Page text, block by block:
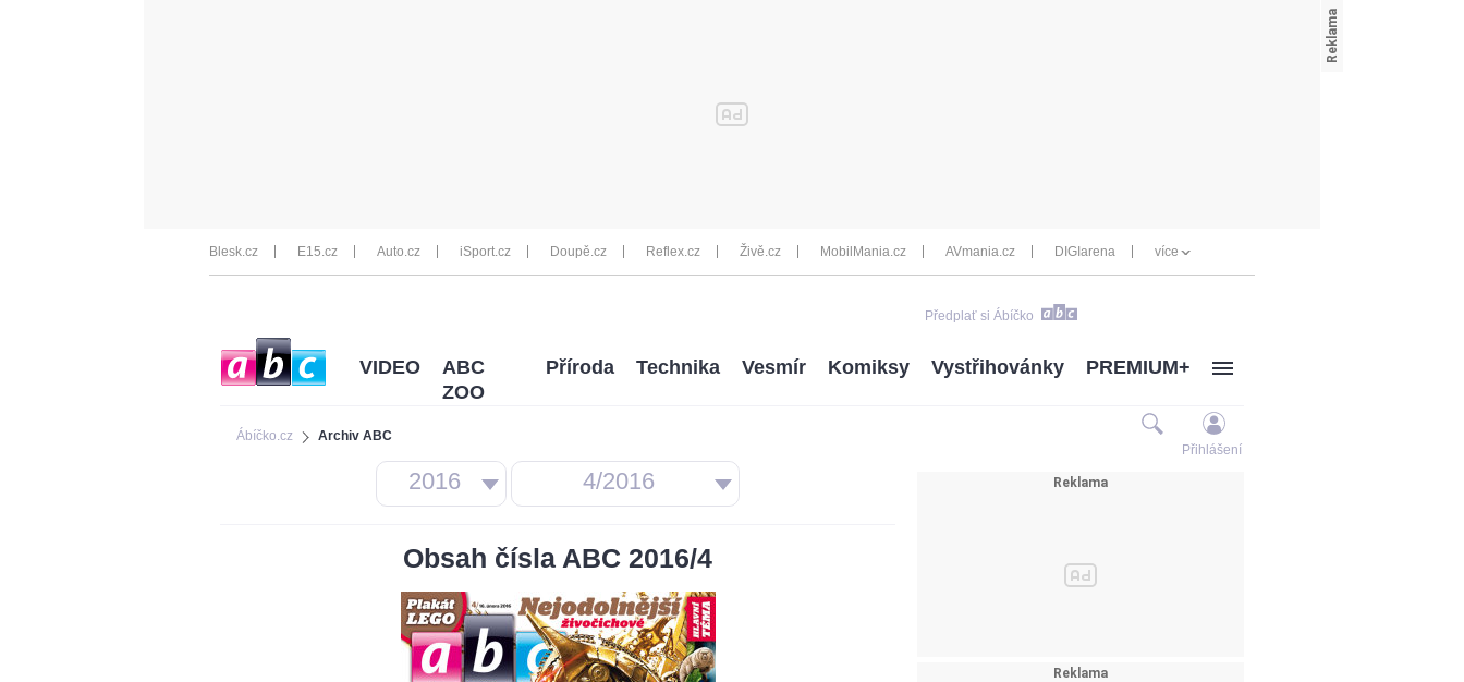
Blesk.cz E15.cz Auto.cz iSport.cz Doupě.cz Reflex.cz Živě.cz MobilMania.cz AVmania.cz DIGIarena více
Předplať si Ábíčko
Ábíčko.cz Archiv ABC
VIDEO
ABC
ZOO
Příroda Technika Vesmír Komiksy Vystřihovánky PREMIUM+
Přihlášení
2016 4/2016
Obsah čísla ABC 2016/4